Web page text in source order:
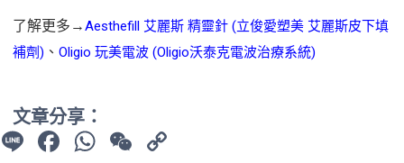
了解更多→Aesthefill 艾麗斯 精靈針 (立俊愛塑美 艾麗斯皮下填
補劑) 、 Oligio 玩美電波 (Oligio沃泰克電波治療系統)
文章分享：
LineFacebook
WhatsApp
WeChat